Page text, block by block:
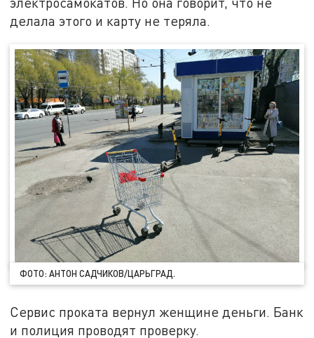
делала этого и карту не теряла.
ФОТО: АНТОН САДЧИКОВ/ЦАРЬГРАД.
Сервис проката вернул женщине деньги. Банк
и полиция проводят проверку.